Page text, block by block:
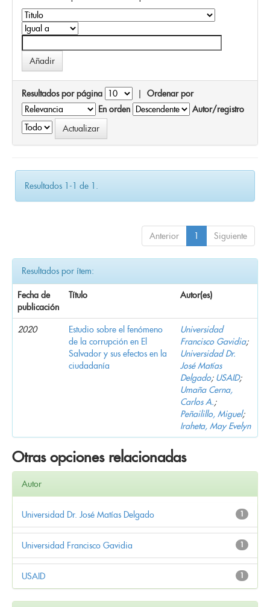
Resultados por página | Ordenar por
En orden
Autor/registro
Resultados 1-1 de 1.
Anterior 1 Siguiente
Resultados por ítem:
Fecha de
publicación
Título Autor(es)
2020
Estudio sobre el fenómeno
de la corrupción en El
Salvador y sus efectos en la
ciudadanía
Universidad
Francisco Gavidia;
Universidad Dr.
José Matías
Delgado; USAID;
Umaña Cerna,
Carlos A.;
Peñailillo, Miguel;
Iraheta, May Evelyn
Otras opciones relacionadas
Autor
1
Universidad Dr. José Matías Delgado
1
Universidad Francisco Gavidia
1
USAID